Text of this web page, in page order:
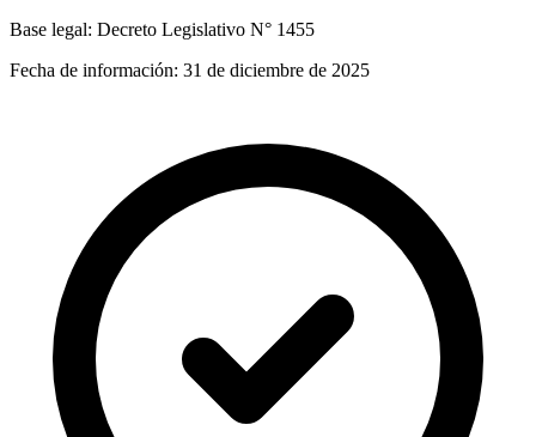
Base legal: Decreto Legislativo N° 1455
Fecha de información: 31 de diciembre de 2025